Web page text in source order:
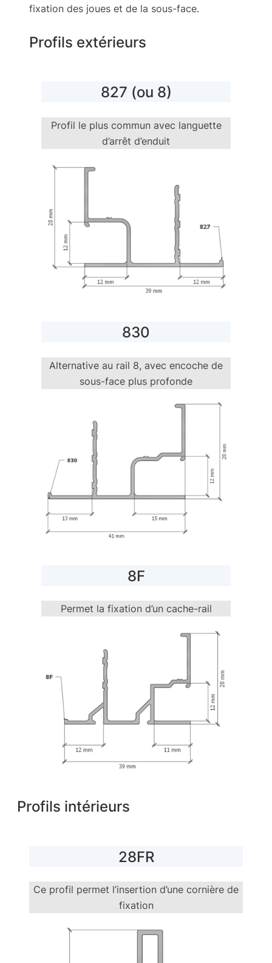
fixation des joues et de la sous-face.
Profils extérieurs
827 (ou 8)
Profil le plus commun avec languette
d’arrêt d’enduit
830
Alternative au rail 8, avec encoche de
sous-face plus profonde
8F
Permet la fixation d’un cache-rail
Profils intérieurs
28FR
Ce profil permet l’insertion d’une cornière de
fixation